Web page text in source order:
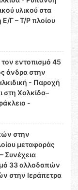
υλικού στα
Γ – Τ/Ρ πλοίου
εντοπισμό 45
άνδρα στην
- Παροχή
στη Χαλκίδα–
-
στην
μεταφοράς
Συνέχεια
33 αλλοδαπών
στην Ιεράπετρα